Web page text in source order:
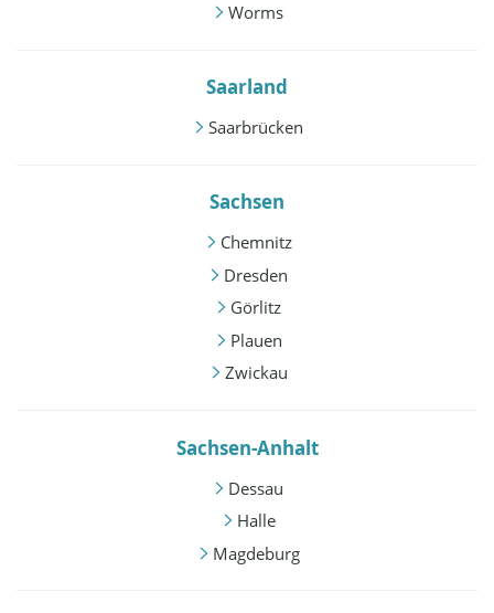
Worms
Saarland
Saarbrücken
Sachsen
Chemnitz
Dresden
Görlitz
Plauen
Zwickau
Sachsen-Anhalt
Dessau
Halle
Magdeburg